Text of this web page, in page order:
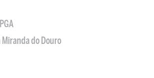
Miranda do Douro